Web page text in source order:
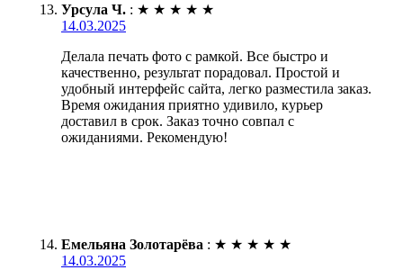
Урсула Ч. : ★ ★ ★ ★ ★
14.03.2025
Делала печать фото с рамкой. Все быстро и
качественно, результат порадовал. Простой и
удобный интерфейс сайта, легко разместила заказ.
Время ожидания приятно удивило, курьер
доставил в срок. Заказ точно совпал с
ожиданиями. Рекомендую!
Емельяна Золотарёва : ★ ★ ★ ★ ★
14.03.2025